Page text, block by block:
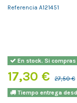
Referencia A121451
En stock. Si
17,30 € 27,50 €
Tiempo entrega